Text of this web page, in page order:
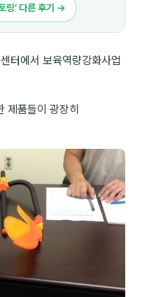
링’ 다른 후기 →
터에서 보육역량강화사업
제품들이 광장히